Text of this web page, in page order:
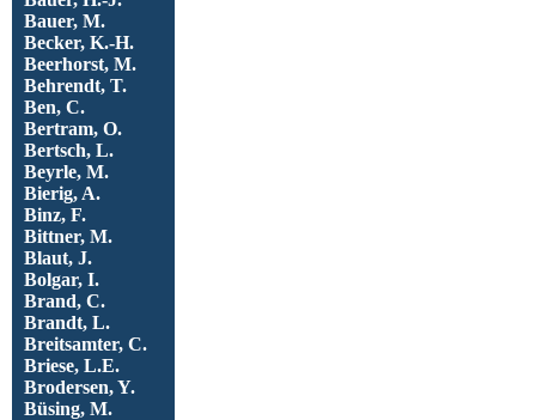
Bauer, M.
Becker, K.-H.
Beerhorst, M.
Behrendt, T.
Ben, C.
Bertram, O.
Bertsch, L.
Beyrle, M.
Bierig, A.
Binz, F.
Bittner, M.
Blaut, J.
Bolgar, I.
Brand, C.
Brandt, L.
Breitsamter, C.
Briese, L.E.
Brodersen, Y.
Büsing, M.